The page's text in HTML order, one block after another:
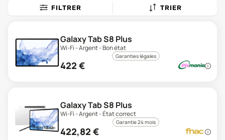
FILTRER TRIER
Galaxy Tab S8 Plus
Wi-Fi - Argent - Bon état
Garanties légales
422 €
Galaxy Tab S8 Plus
Wi-Fi - Argent - État correct
Garantie 24 mois
422,82 €